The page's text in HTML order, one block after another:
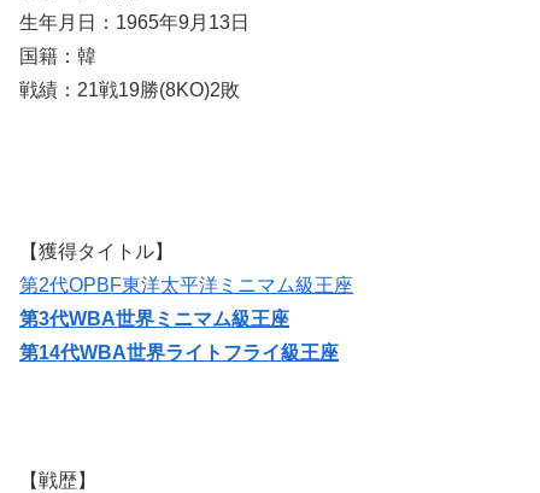
生年月日：1965年9月13日
国籍：韓
戦績：21戦19勝(8KO)2敗
【獲得タイトル】
第2代OPBF東洋太平洋ミニマム級王座
第3代WBA世界ミニマム級王座
第14代WBA世界ライトフライ級王座
【戦歴】